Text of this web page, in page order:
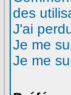
des
J'ai
Je me
Je me